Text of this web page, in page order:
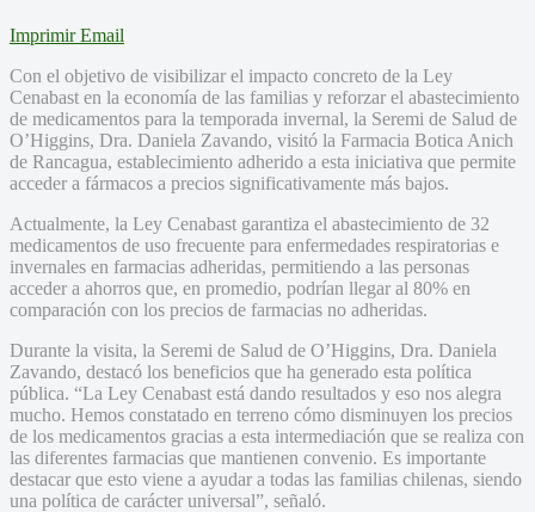
Imprimir Email
Con el objetivo de visibilizar el impacto concreto de la Ley
Cenabast en la economía de las familias y reforzar el abastecimiento
de medicamentos para la temporada invernal, la Seremi de Salud de
O’Higgins, Dra. Daniela Zavando, visitó la Farmacia Botica Anich
de Rancagua, establecimiento adherido a esta iniciativa que permite
acceder a fármacos a precios significativamente más bajos.
Actualmente, la Ley Cenabast garantiza el abastecimiento de 32
medicamentos de uso frecuente para enfermedades respiratorias e
invernales en farmacias adheridas, permitiendo a las personas
acceder a ahorros que, en promedio, podrían llegar al 80% en
comparación con los precios de farmacias no adheridas.
Durante la visita, la Seremi de Salud de O’Higgins, Dra. Daniela
Zavando, destacó los beneficios que ha generado esta política
pública. “La Ley Cenabast está dando resultados y eso nos alegra
mucho. Hemos constatado en terreno cómo disminuyen los precios
de los medicamentos gracias a esta intermediación que se realiza con
las diferentes farmacias que mantienen convenio. Es importante
destacar que esto viene a ayudar a todas las familias chilenas, siendo
una política de carácter universal”, señaló.